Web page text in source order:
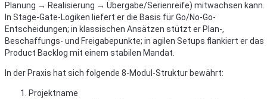
Planung → Realisierung → Übergabe/Serienreife) mitwachsen kann.
In Stage-Gate-Logiken liefert er die Basis für Go/No-Go-
Entscheidungen; in klassischen Ansätzen stützt er Plan-,
Beschaffungs- und Freigabepunkte; in agilen Setups flankiert er das
Product Backlog mit einem stabilen Mandat.
In der Praxis hat sich folgende 8-Modul-Struktur bewährt:
Projektname